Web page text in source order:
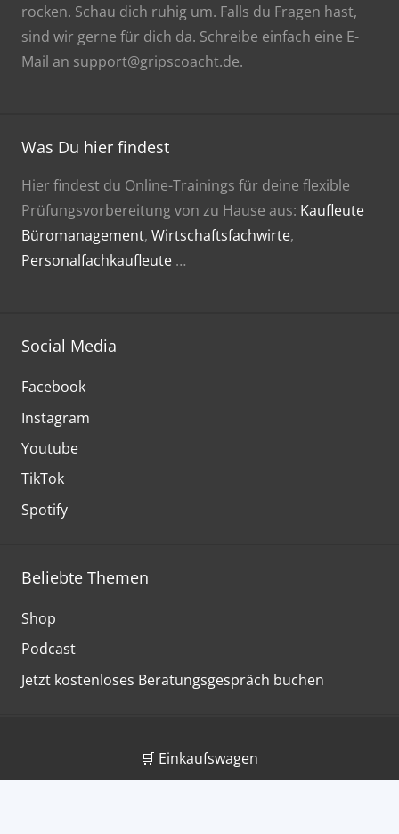
rocken. Schau dich ruhig um. Falls du Fragen hast,
sind wir gerne für dich da. Schreibe einfach eine E-
Mail an support@gripscoacht.de.
Was Du hier findest
Hier findest du Online-Trainings für deine flexible
Prüfungsvorbereitung von zu Hause aus: Kaufleute
Büromanagement, Wirtschaftsfachwirte,
Personalfachkaufleute …
Social Media
Facebook
Instagram
Youtube
TikTok
Spotify
Beliebte Themen
Shop
Podcast
Jetzt kostenloses Beratungsgespräch buchen
🛒 Einkaufswagen